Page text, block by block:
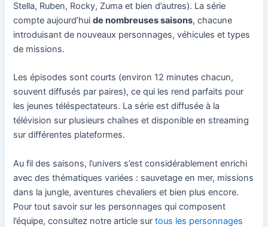
Stella, Ruben, Rocky, Zuma et bien d’autres). La série
compte aujourd’huide nombreuses saisons, chacune
introduisant de nouveaux personnages, véhicules et types
de missions.
Les épisodes sont courts (environ 12 minutes chacun,
souvent diffusés par paires), ce qui les rend parfaits pour
les jeunes téléspectateurs. La série est diffusée à la
télévision sur plusieurs chaînes et disponible en streaming
sur différentes plateformes.
Au fil des saisons, l’univers s’est considérablement enrichi
avec des thématiques variées : sauvetage en mer, missions
dans la jungle, aventures chevaliers et bien plus encore.
Pour tout savoir sur les personnages qui composent
l’équipe, consultez notre article surtous les personnages